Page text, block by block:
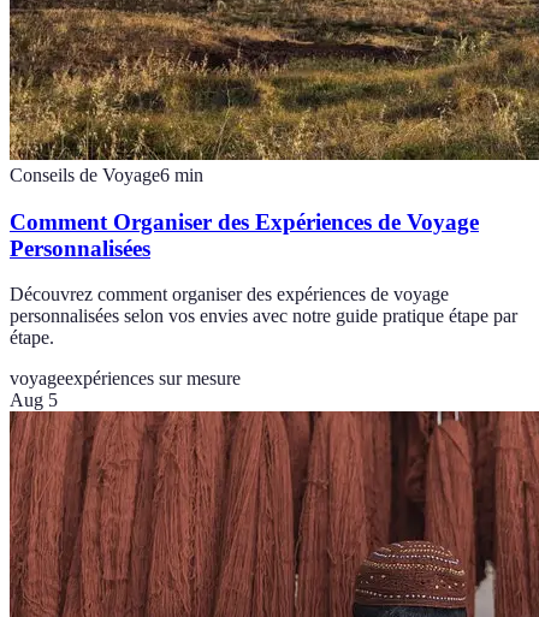
Conseils de Voyage6 min
Comment Organiser des Expériences de Voyage
Personnalisées
Découvrez comment organiser des expériences de voyage
personnalisées selon vos envies avec notre guide pratique étape par
étape.
voyageexpériences sur mesure
Aug 5